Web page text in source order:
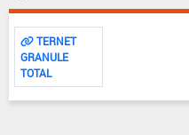
TERNET
GRANULE
TOTAL